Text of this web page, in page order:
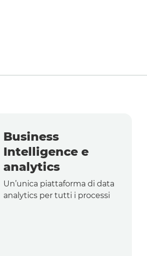
Business
Intelligencee
analytics
Un’unica piattaforma di data
analyticsper tutti i processi